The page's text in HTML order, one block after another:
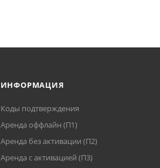
ИНФОРМАЦИЯ
Коды подтверждения
Аренда оффлайн (П1)
Аренда без активации (П2)
Аренда с активацией (П3)